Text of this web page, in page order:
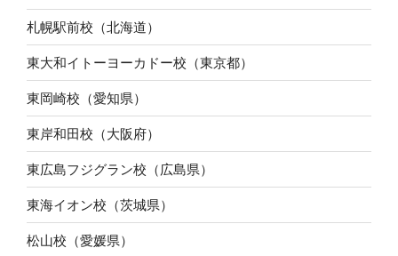
札幌駅前校（北海道）
東大和イトーヨーカドー校（東京都）
東岡崎校（愛知県）
東岸和田校（大阪府）
東広島フジグラン校（広島県）
東海イオン校（茨城県）
松山校（愛媛県）